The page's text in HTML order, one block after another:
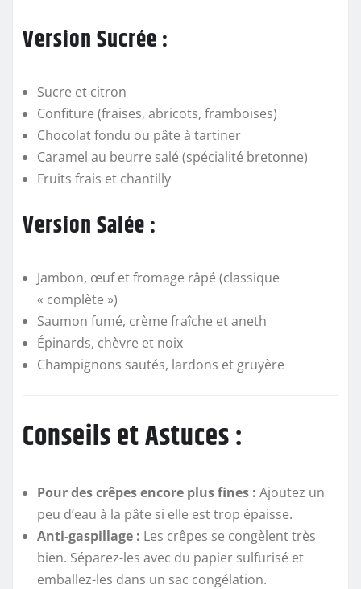
Version Sucrée :
Sucre et citron
Confiture (fraises, abricots, framboises)
Chocolat fondu ou pâte à tartiner
Caramel au beurre salé (spécialité bretonne)
Fruits frais et chantilly
Version Salée :
Jambon, œuf et fromage râpé (classique
« complète »)
Saumon fumé, crème fraîche et aneth
Épinards, chèvre et noix
Champignons sautés, lardons et gruyère
Conseils et Astuces :
Pour des crêpes encore plus fines : Ajoutez un
peu d’eau à la pâte si elle est trop épaisse.
Anti-gaspillage : Les crêpes se congèlent très
bien. Séparez-les avec du papier sulfurisé et
emballez-les dans un sac congélation.